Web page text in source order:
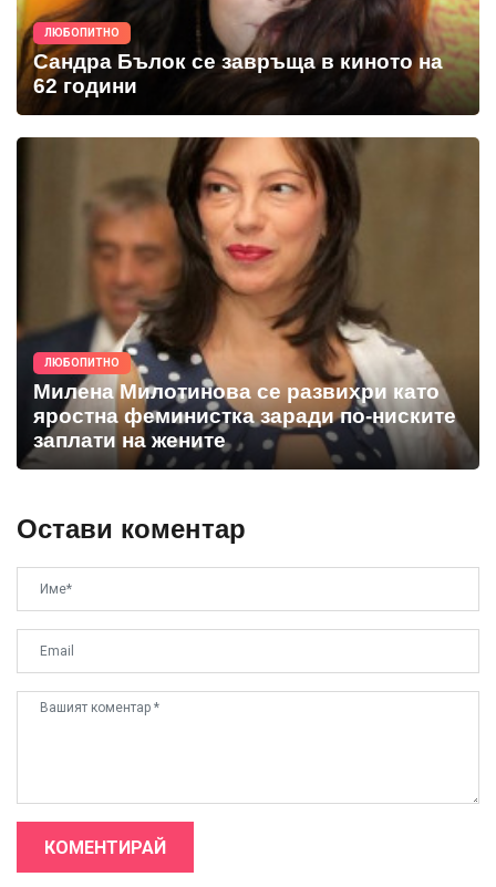
ЛЮБОПИТНО
Сандра Бълок се завръща в киното на
62 години
ЛЮБОПИТНО
Милена Милотинова се развихри като
яростна феминистка заради по-ниските
заплати на жените
Остави коментар
КОМЕНТИРАЙ